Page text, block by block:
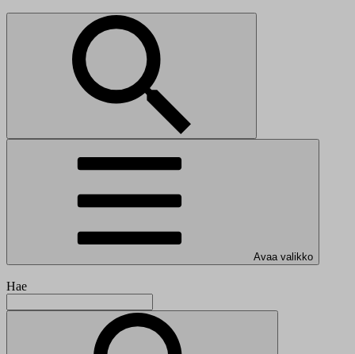
Avaa valikko
Hae